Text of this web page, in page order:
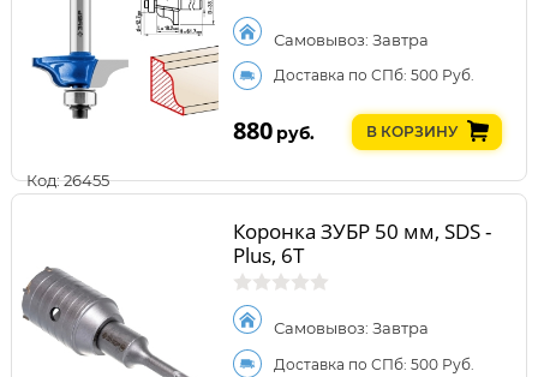
Код: 26455
Самовывоз: Завтра
Доставка по СПб: 500 Руб.
880 руб. В КОРЗИНУ
Коронка ЗУБР 50 мм, SDS -
Plus, 6Т
Самовывоз: Завтра
Доставка по СПб: 500 Руб.